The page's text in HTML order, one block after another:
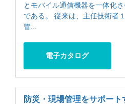
とモバイル通信機器を一体化
である。 従来は、主任技術者
管...
電子カタログ
防災・現場管理をサポー